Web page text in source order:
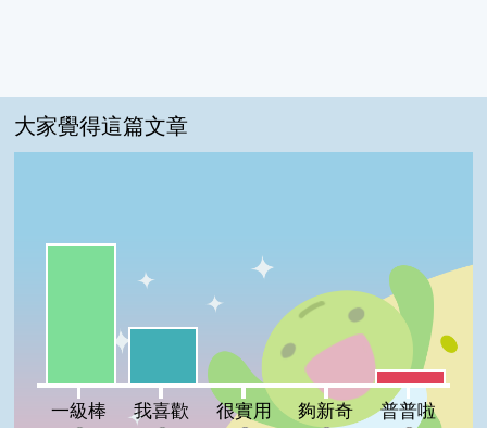
大家覺得這篇文章
我喜歡:27%
很實用:0% 夠新奇:0%
普普啦:7%
一級棒
我喜歡 很實用 夠新奇 普普啦